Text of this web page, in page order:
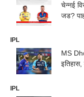
चेन्नई
जड?
IPL
MS
इतिहास,
IPL